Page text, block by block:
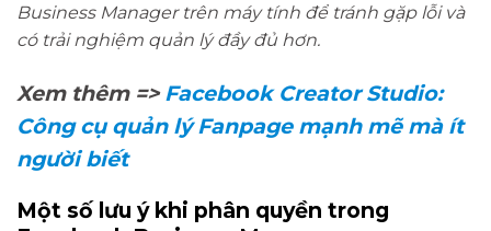
Business Manager trên máy tính để tránh gặp lỗi và
có trải nghiệm quản lý đầy đủ hơn.
Xem thêm => Facebook Creator Studio:
Công cụ quản lý Fanpage mạnh mẽ mà ít
người biết
Một số lưu ý khi phân quyền trong